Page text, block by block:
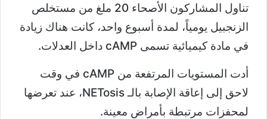
تناول المشاركون الأصحاء 20 ملغ من مستخلص
الزنجبيل يومياً، لمدة أسبوع واحد، كانت هناك زيادة
في مادة كيميائية تسمى cAMP داخل العدلات.
أدت المستويات المرتفعة من cAMP في وقت
لاحق إلى إعاقة الإصابة بالـ NETosis، عند تعرضها
لمحفزات مرتبطة بأمراض معينة.